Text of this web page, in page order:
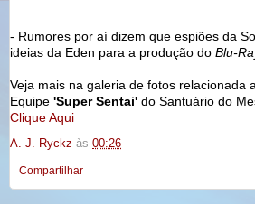
- Rumores por aí dizem que espiões da
ideias da Eden para a produção do Blu-
Veja mais na galeria de fotos relacionada
Equipe 'Super Sentai' do Santuário do
Clique Aqui
A. J. Ryckz às 00:26
Compartilhar